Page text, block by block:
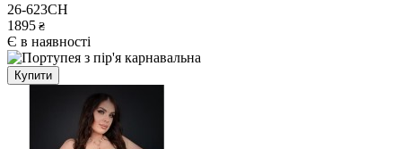
26-623CH
1895 ₴
Є в наявності
Купити